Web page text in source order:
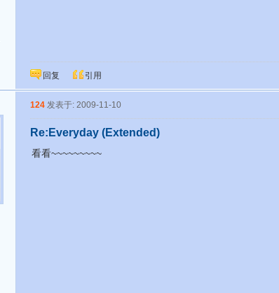
回复 引用
124 发表于: 2009-11-10
Re:Everyday (Extended)
看看~~~~~~~~~